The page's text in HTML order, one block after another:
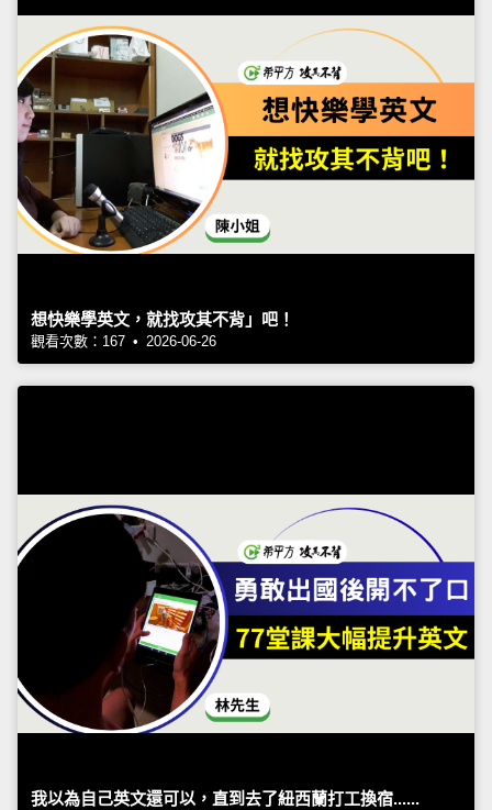
想快樂學英文，就找攻其不背」吧！
觀看次數：167 • 2026-06-26
我以為自己英文還可以，直到去了紐西蘭打工換宿......